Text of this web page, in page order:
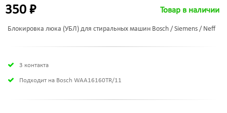
350 ₽ Товар в наличии
Блокировка люка (УБЛ) для стиральных машин Bosch / Siemens / Neff
3 контакта
Подходит на Bosch WAA16160TR/11